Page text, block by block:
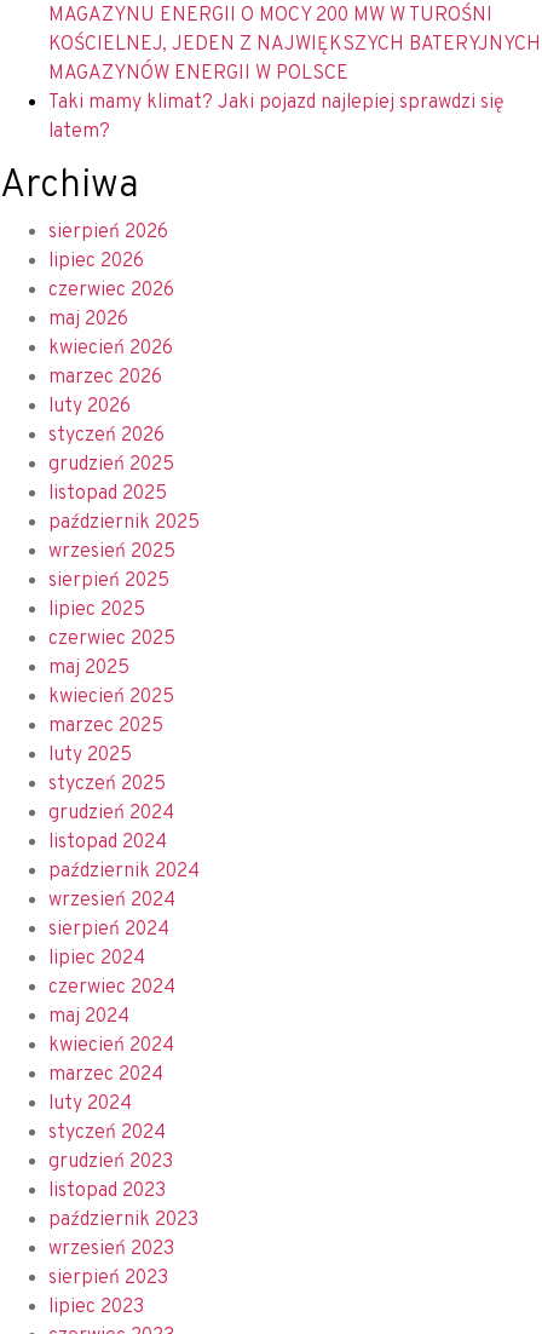
MAGAZYNU ENERGII O MOCY 200 MW W TUROŚNI
KOŚCIELNEJ, JEDEN Z NAJWIĘKSZYCH BATERYJNYCH
MAGAZYNÓW ENERGII W POLSCE
Taki mamy klimat? Jaki pojazd najlepiej sprawdzi się
latem?
Archiwa
sierpień 2026
lipiec 2026
czerwiec 2026
maj 2026
kwiecień 2026
marzec 2026
luty 2026
styczeń 2026
grudzień 2025
listopad 2025
październik 2025
wrzesień 2025
sierpień 2025
lipiec 2025
czerwiec 2025
maj 2025
kwiecień 2025
marzec 2025
luty 2025
styczeń 2025
grudzień 2024
listopad 2024
październik 2024
wrzesień 2024
sierpień 2024
lipiec 2024
czerwiec 2024
maj 2024
kwiecień 2024
marzec 2024
luty 2024
styczeń 2024
grudzień 2023
listopad 2023
październik 2023
wrzesień 2023
sierpień 2023
lipiec 2023